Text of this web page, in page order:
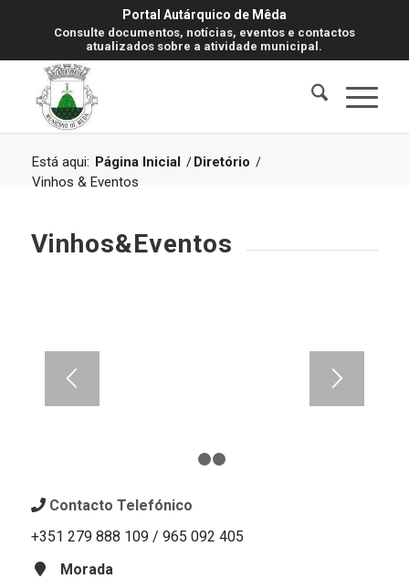
Portal Autárquico de Mêda
Consulte documentos, notícias, eventos e contactos
atualizados sobre a atividade municipal.
Está aqui: Página Inicial / Diretório /
Vinhos & Eventos
Vinhos&Eventos
Contacto Telefónico
+351 279 888 109 / 965 092 405
Morada